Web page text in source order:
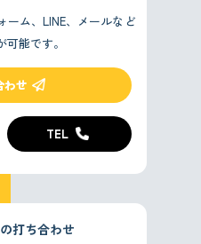
ーム、LINE、メールなど
能です。
わせ
TEL
打ち合わせ